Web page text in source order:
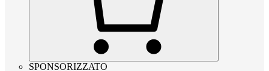
SPONSORIZZATO